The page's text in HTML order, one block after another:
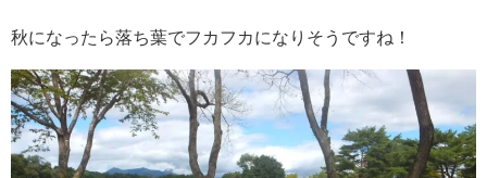
秋になったら落ち葉でフカフカになりそうですね！